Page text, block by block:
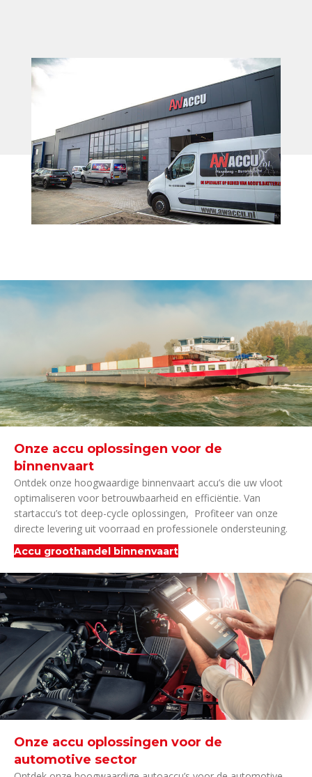
Onze accu oplossingen voor de
binnenvaart
Ontdek onze hoogwaardige binnenvaart accu’s die uw vloot
optimaliseren voor betrouwbaarheid en efficiëntie. Van
startaccu’s tot deep-cycle oplossingen, Profiteer van onze
directe levering uit voorraad en professionele ondersteuning.
Accu groothandel binnenvaart
Onze accu oplossingen voor de
automotive sector